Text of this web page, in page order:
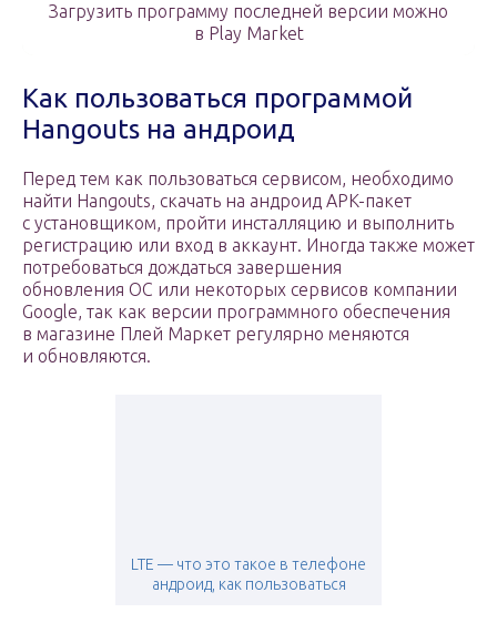
Загрузить программу последней версии можно
в Play Market
Как пользоваться программой
Hangouts на андроид
Перед тем как пользоваться сервисом, необходимо
найти Hangouts, скачать на андроид APK-пакет
с установщиком, пройти инсталляцию и выполнить
регистрацию или вход в аккаунт. Иногда также может
потребоваться дождаться завершения
обновления ОС или некоторых сервисов компании
Google, так как версии программного обеспечения
в магазине Плей Маркет регулярно меняются
и обновляются.
LTE — что это такое в телефоне
андроид, как пользоваться